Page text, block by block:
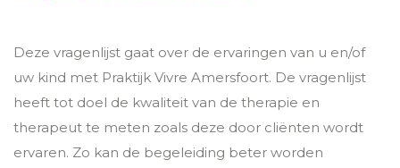
Deze vragenlijst gaat over de ervaringen van u en/of
uw kind met Praktijk Vivre Amersfoort. De vragenlijst
heeft tot doel de kwaliteit van de therapie en
therapeut te meten zoals deze door cliënten wordt
ervaren. Zo kan de begeleiding beter worden